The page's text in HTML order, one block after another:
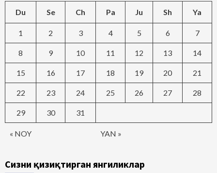
Du Se Ch Pa Ju Sh Ya
« NOY YAN »
1 2 3 4 5 6 7
8 9 10 11 12 13 14
15 16 17 18 19 20 21
22 23 24 25 26 27 28
29 30 31
Сизни қизиқтирган янгиликлар